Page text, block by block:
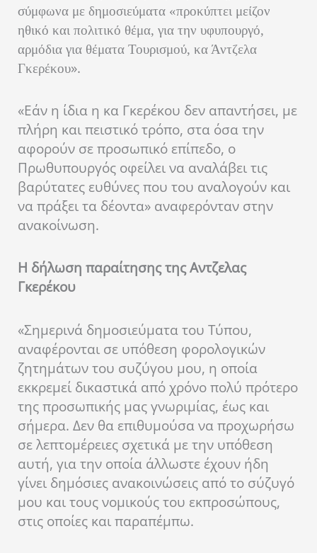
σύμφωνα με δημοσιεύματα «προκύπτει μείζον
ηθικό και πολιτικό θέμα, για την υφυπουργό,
αρμόδια για θέματα Τουρισμού, κα Άντζελα
Γκερέκου».
«Εάν η ίδια η κα Γκερέκου δεν απαντήσει, με
πλήρη και πειστικό τρόπο, στα όσα την
αφορούν σε προσωπικό επίπεδο, ο
Πρωθυπουργός οφείλει να αναλάβει τις
βαρύτατες ευθύνες που του αναλογούν και
να πράξει τα δέοντα» αναφερόνταν στην
ανακοίνωση.
Η δήλωση παραίτησης της Αντζελας
Γκερέκου
«Σημερινά δημοσιεύματα του Τύπου,
αναφέρονται σε υπόθεση φορολογικών
ζητημάτων του συζύγου μου, η οποία
εκκρεμεί δικαστικά από χρόνο πολύ πρότερο
της προσωπικής μας γνωριμίας, έως και
σήμερα. Δεν θα επιθυμούσα να προχωρήσω
σε λεπτομέρειες σχετικά με την υπόθεση
αυτή, για την οποία άλλωστε έχουν ήδη
γίνει δημόσιες ανακοινώσεις από το σύζυγό
μου και τους νομικούς του εκπροσώπους,
στις οποίες και παραπέμπω.